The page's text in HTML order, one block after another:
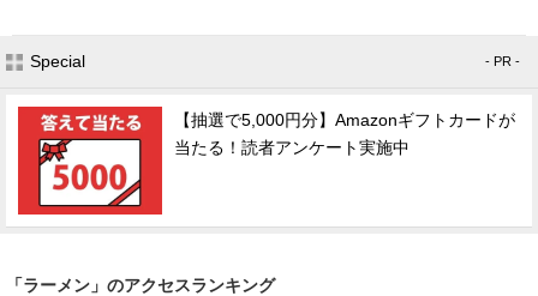
Special - PR -
【抽選で5,000円分】Amazonギフトカードが
当たる！読者アンケート実施中
「ラーメン」のアクセスランキング